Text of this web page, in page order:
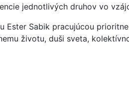
jednotlivých druhov vo
Ester Sabik pracujúcou
životu, duši sveta,